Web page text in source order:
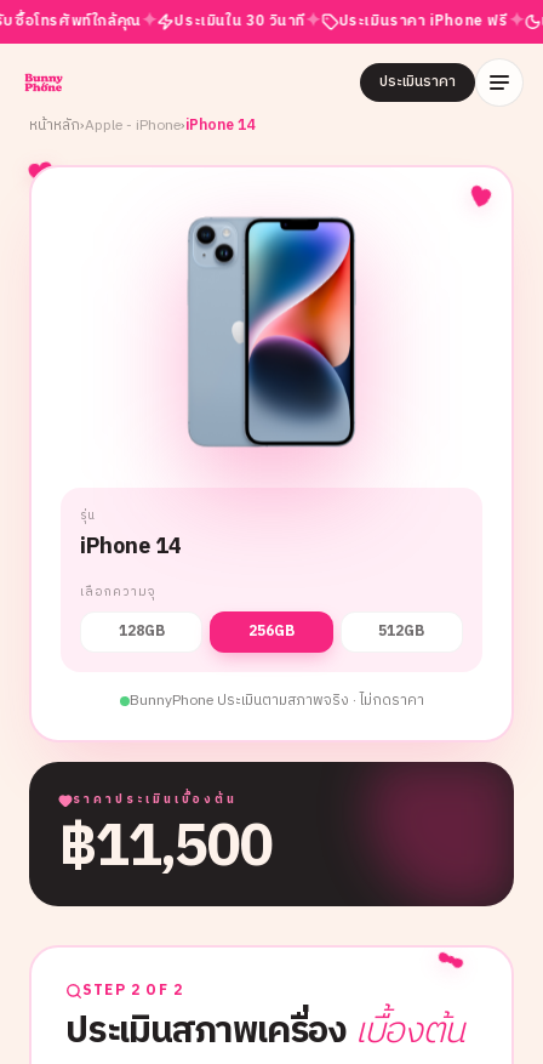
รศัพท์ใกล้คุณ✦ ประเมินใน 30 วินาที✦ ประเมินราคา iPhone ฟรี✦ เปิดบ
ประเมินราคา
หน้าหลัก›Apple - iPhone›iPhone 14
รุ่น
iPhone 14
เลือกความจุ
128GB 256GB 512GB
BunnyPhone ประเมินตามสภาพจริง · ไม่กดราคา
ราคาประเมินเบื้องต้น
฿11,500
STEP 2 OF 2
ประเมินสภาพเครื่อง เบื้องต้น